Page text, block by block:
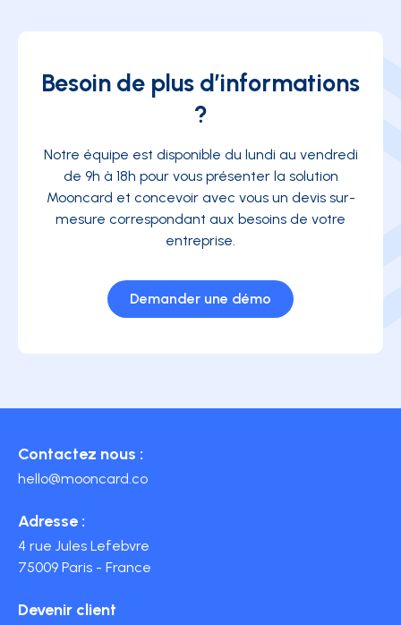
Besoin de plus d’informations
?
Notre équipe est disponible du lundi au vendredi
de 9h à 18h pour vous présenter la solution
Mooncard et concevoir avec vous un devis sur-
mesure correspondant aux besoins de votre
entreprise.
Demander une démo
Contactez nous :
hello@mooncard.co
Adresse :
4 rue Jules Lefebvre
75009 Paris - France
Devenir client